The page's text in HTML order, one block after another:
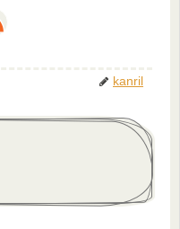
kanril